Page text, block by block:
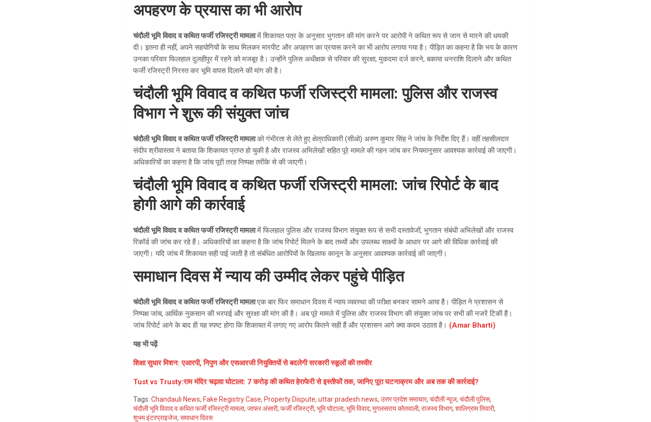
अपहरण के प्रयास का भी आरोप
चंदौली भूमि विवाद व कथित फर्जी रजिस्ट्री मामलामें शिकायत पत्र के अनुसार भुगतान की मांग करने पर आरोपी ने कथित रूप से जान से मारने की धमकी
दी। इतना ही नहीं, अपने सहयोगियों के साथ मिलकर मारपीट और अपहरण का प्रयास करने का भी आरोप लगाया गया है। पीड़ित का कहना है कि भय के कारण
उनका परिवार फिलहाल दुलहीपुर में रहने को मजबूर है। उन्होंने पुलिस अधीक्षक से परिवार की सुरक्षा, मुकदमा दर्ज करने, बकाया धनराशि दिलाने और कथित
फर्जी रजिस्ट्री निरस्त कर भूमि वापस दिलाने की मांग की है।
चंदौली भूमि विवाद व कथित फर्जी रजिस्ट्री मामला: पुलिस और राजस्व
विभाग ने शुरू की संयुक्त जांच
चंदौली भूमि विवाद व कथित फर्जी रजिस्ट्री मामलाको गंभीरता से लेते हुए क्षेत्राधिकारी (सीओ) अरुण कुमार सिंह ने जांच के निर्देश दिए हैं। वहीं तहसीलदार
संदीप श्रीवास्तव ने बताया कि शिकायत प्राप्त हो चुकी है और राजस्व अभिलेखों सहित पूरे मामले की गहन जांच कर नियमानुसार आवश्यक कार्रवाई की जाएगी।
अधिकारियों का कहना है कि जांच पूरी तरह निष्पक्ष तरीके से की जाएगी।
चंदौली भूमि विवाद व कथित फर्जी रजिस्ट्री मामला: जांच रिपोर्ट के बाद
होगी आगे की कार्रवाई
चंदौली भूमि विवाद व कथित फर्जी रजिस्ट्री मामलामें फिलहाल पुलिस और राजस्व विभाग संयुक्त रूप से सभी दस्तावेजों, भुगतान संबंधी अभिलेखों और राजस्व
रिकॉर्ड की जांच कर रहे हैं। अधिकारियों का कहना है कि जांच रिपोर्ट मिलने के बाद तथ्यों और उपलब्ध साक्ष्यों के आधार पर आगे की विधिक कार्रवाई की
जाएगी। यदि जांच में शिकायत सही पाई जाती है तो संबंधित आरोपियों के खिलाफ कानून के अनुसार आवश्यक कार्रवाई की जाएगी।
समाधान दिवस में न्याय की उम्मीद लेकर पहुंचे पीड़ित
चंदौली भूमि विवाद व कथित फर्जी रजिस्ट्री मामलाएक बार फिर समाधान दिवस में न्याय व्यवस्था की परीक्षा बनकर सामने आया है। पीड़ित ने प्रशासन से
निष्पक्ष जांच, आर्थिक नुकसान की भरपाई और सुरक्षा की मांग की है। अब पूरे मामले में पुलिस और राजस्व विभाग की संयुक्त जांच पर सभी की नजरें टिकी हैं।
जांच रिपोर्ट आने के बाद ही यह स्पष्ट होगा कि शिकायत में लगाए गए आरोप कितने सही हैं और प्रशासन आगे क्या कदम उठाता है। (Amar Bharti)
यह भी पढ़ें
शिक्षा सुधार मिशन: एआरपी, निपुण और एसआरजी नियुक्तियों से बदलेगी सरकारी स्कूलों की तस्वीर
Tust vs Trusty:राम मंदिर चढ़ावा घोटाला: 7 करोड़ की कथित हेराफेरी से इस्तीफों तक, जानिए पूरा घटनाक्रम और अब तक की कार्रवाई?
Tags: Chandauli News, Fake Registry Case, Property Dispute,uttar pradesh news,उत्तर प्रदेश समाचार,चंदौली न्यूज,चंदौली पुलिस,
चंदौली भूमि विवाद व कथित फर्जी रजिस्ट्री मामला,जाफर अंसारी,फर्जी रजिस्ट्री,भूमि घोटाला,भूमि विवाद,मुगलसराय कोतवाली,राजस्व विभाग,शालिग्राम तिवारी,
शुभम इंटरप्राइजेज,समाधान दिवस